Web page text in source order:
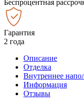
Беспроцентная
Гарантия
2 года
Описание
Отделка
Внутреннее
Информация
Отзывы